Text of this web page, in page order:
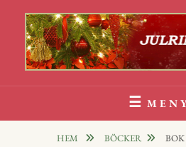
innehåll
Julrim Och
HEM BÖCKER